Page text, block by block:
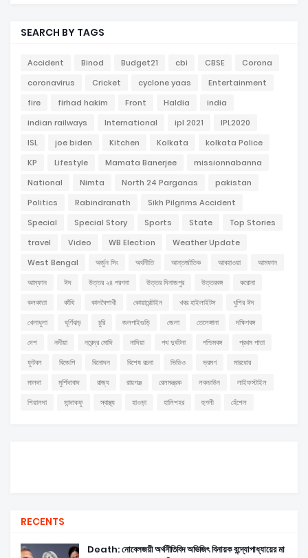
SEARCH BY TAGS
Accident Binod Budget21 cbi CBSE
Corona
coronavirus
Cricket cyclone yaas
Entertainment
fire
firhad hakim Front Haldia
india
indian railways
International ipl 2021
IPL2020
ISL
joe biden Kitchen Kolkata
kolkata Police
KP
Lifestyle Mamata Banerjee
missionnabanna
National
Nimta North 24 Parganas
pakistan
Politics
Rabindranath
Sikh Pilgrims Accident
Special
Special Story Sports State
Top Stories
travel
Video WB Election
Weather Update
West Bengal
অর্জুন সিং অর্থনীতি আন্তর্জাতিক আবহাওয়া
আমফান
আম্ফান
ঈদ উত্তর ২৪ পরগনা উত্তর দিনাজপুর উত্তরবঙ্গ
করোনা
কলকাতা
কাঁথি কালবৈশাখী কোয়ারেন্টাইন খবর হাইলাইটস
খুশির ঈদ
খেলাধুলা
ঘূর্ণিঝড় চুরি জলপাইগুড়ি জেলা তেলেঙ্গানা
দক্ষিণবঙ্গ
দেশ
নদীয়া নরেন্দ্র মোদি নাদিয়া পথ দুর্ঘটনা পশ্চিমবঙ্গ
প্রথম পাতা
ফুটবল
বিজেপি বিনোদন বিশেষ রচনা ভিডিও ভ্রমণ
মারধোর
মালদা
মুর্শিদাবাদ রাজ্য রায়গঞ্জ রেলমন্ত্রক লকডাউন
লাইফস্টাইল
শিয়ালদা
সান্দাকফু স্বাস্থ্য হাওড়া হালিশহর হুগলী হেঁশেল
RECENTS
Death: নোবেলজয়ী অর্থনীতিবিদ অভিজিৎ বিনায়ক বন্দ্যোপাধ্যায়ের মা